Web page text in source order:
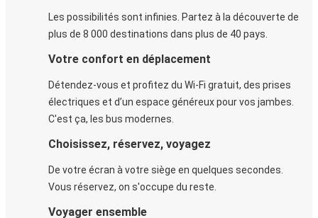
Les possibilités sont infinies. Partez à la découverte de
plus de 8 000 destinations dans plus de 40 pays.
Votre confort en déplacement
Détendez-vous et profitez du Wi-Fi gratuit, des prises
électriques et d’un espace généreux pour vos jambes.
C'est ça, les bus modernes.
Choisissez, réservez, voyagez
De votre écran à votre siège en quelques secondes.
Vous réservez, on s'occupe du reste.
Voyager ensemble